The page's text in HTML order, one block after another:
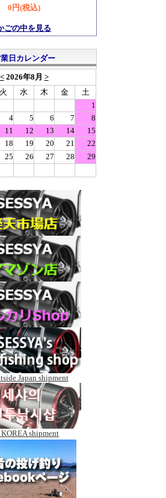
0円(税込)
ごの中を見る
日カレンダー
Japan shipment
KOREA shipment